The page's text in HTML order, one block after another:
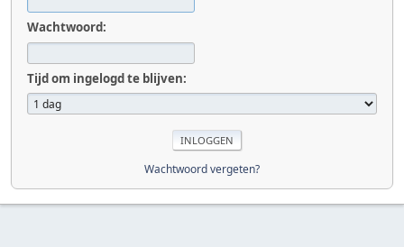
Wachtwoord:
Tijd om ingelogd te blijven:
Wachtwoord vergeten?